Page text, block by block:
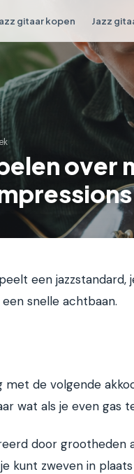
gitaar kopen Jazz
over
een
snelle achtbaan.
met de volgende
wat als je even gas
door grootheden
kunt zweven in